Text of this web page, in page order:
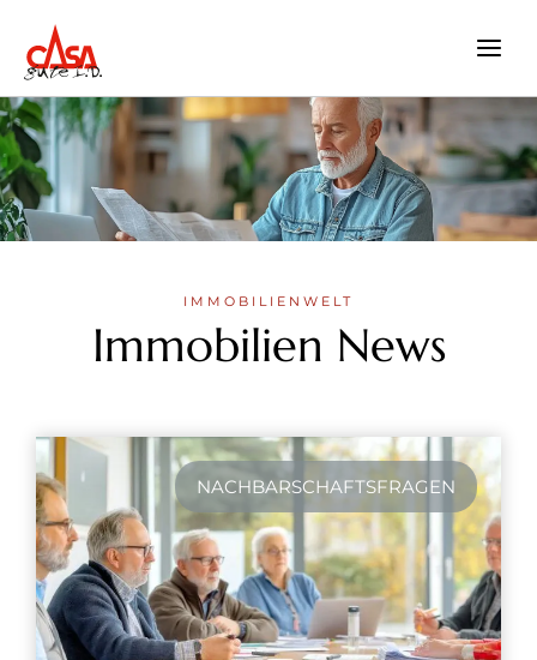
Inhalt
springen
IMMOBILIENWELT
Immobilien News
NACHBARSCHAFTSFRAGEN